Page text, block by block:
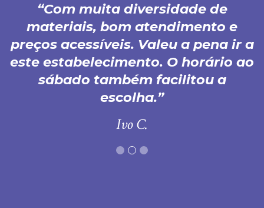
Com muita diversidade de
materiais, bom atendimento e
preços acessíveis. Valeu a pena ir a
este estabelecimento. O horário ao
sábado também facilitou a
escolha.
Ivo C.